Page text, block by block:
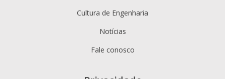
Cultura de Engenharia
Notícias
Fale conosco